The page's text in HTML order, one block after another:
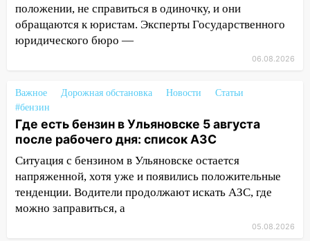
11:33 В Засвияжье под колёса авто
попал мужчина
В Радищевском районе сгорели
11:00 В Канадее горел жилой дом
10:18 Губернатор Ульяновской области:
уничтожено четыре беспилотника в
регионе
10:00 В Ульяновске дотла сгорел
легковой автомобиль
09:39
В Ульяновске будут судить десять
наркодилеров, снабжавших две области
положении, не справиться в одиночку, и они
обращаются к юристам. Эксперты Государственного
юридического бюро —
06.08.2026
Важное Дорожная обстановка Новости
Статьи
#бензин
Где есть бензин в Ульяновске 5 августа
после рабочего дня: список АЗС
Ситуация с бензином в Ульяновске остается
напряженной, хотя уже и появились положительные
тенденции. Водители продолжают искать АЗС, где
можно заправиться, а
05.08.2026